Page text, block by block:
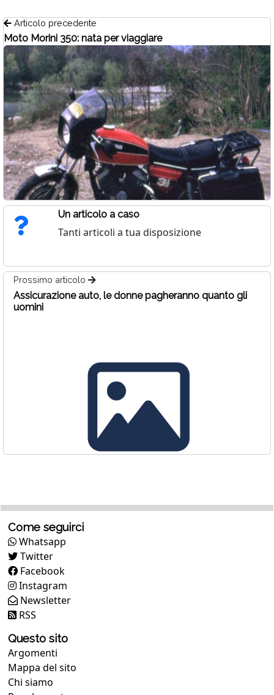
Articolo precedente
Moto Morini 350: nata per viaggiare
Un articolo a caso
Tanti articoli a tua disposizione
Prossimo articolo
Assicurazione auto, le donne pagheranno quanto gli
uomini
Come seguirci
Whatsapp
Twitter
Facebook
Instagram
Newsletter
RSS
Questo sito
Argomenti
Mappa del sito
Chi siamo